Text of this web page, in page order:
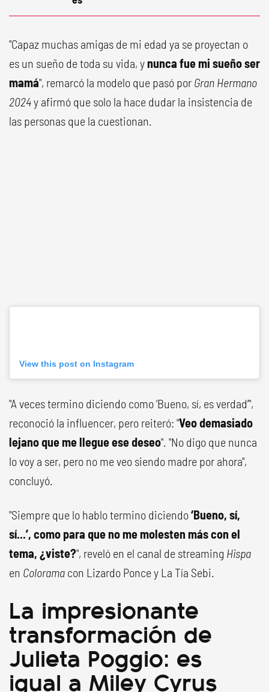
"Capaz muchas amigas de mi edad ya se proyectan o
es un sueño de toda su vida, y nunca fue mi sueño ser
mamá", remarcó la modelo que pasó por Gran Hermano
2024y afirmó que solo la hace dudar la insistencia de
las personas que la cuestionan.
View this post on Instagram
"A veces termino diciendo como ‘Bueno, sí, es verdad’",
reconoció la influencer, pero reiteró: "Veo demasiado
lejano que me llegue ese deseo". "No digo que nunca
lo voy a ser, pero no me veo siendo madre por ahora",
concluyó.
"Siempre que lo hablo termino diciendo‘Bueno, sí,
sí...’, como para que no me molesten más con el
tema, ¿viste?", reveló en el canal de streaming Hispa
en Colorama con Lizardo Ponce y La Tía Sebi.
La impresionante
transformación de
Julieta Poggio: es
igual a Miley Cyrus